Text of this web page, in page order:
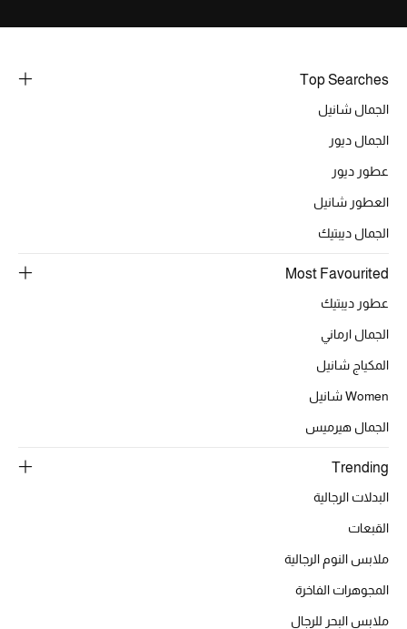
ركن الفخامة
جميع الملابس النسائية
جميع الأحذية النسائية
جميع الحقائب النسائية
جميع الإكسسورات النسائية
الموسم الجديد
الحقائب النسائية
Top Searches
الجمال شانيل
الجمال ديور
عطور ديور
العطور شانيل
الجمال ديبتيك
Most Favourited
عطور ديبتيك
الجمال ارماني
المكياج شانيل
Women شانيل
الجمال هيرميس
Trending
البدلات الرجالية
القبعات
ملابس النوم الرجالية
المجوهرات الفاخرة
ملابس البحر للرجال